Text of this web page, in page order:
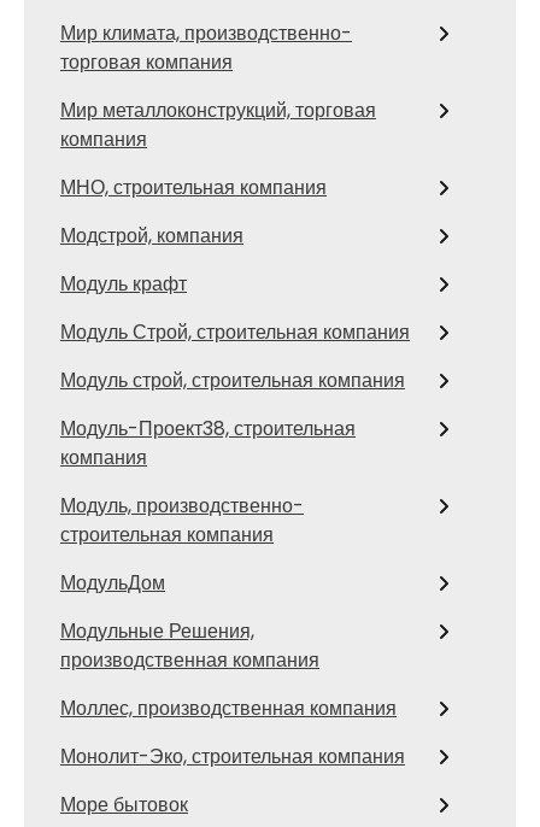
Мир климата, производственно-
торговая компания
Мир металлоконструкций, торговая
компания
МНО, строительная компания
Модстрой, компания
Модуль крафт
Модуль Строй, строительная компания
Модуль строй, строительная компания
Модуль-Проект38, строительная
компания
Модуль, производственно-
строительная компания
МодульДом
Модульные Решения,
производственная компания
Моллес, производственная компания
Монолит-Эко, строительная компания
Море бытовок